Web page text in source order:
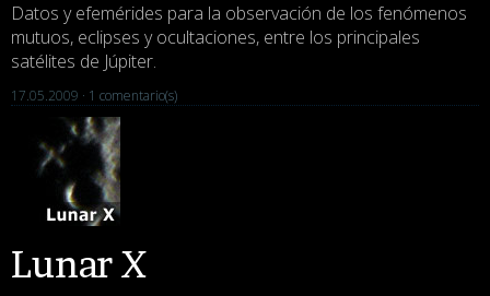
Datos y efemérides para la observación de los fenómenos
mutuos, eclipses y ocultaciones, entre los principales
satélites de Júpiter.
17.05.2009 · 1 comentario(s)
Lunar X